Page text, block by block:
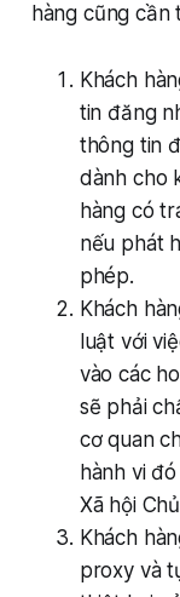
hàng cũng cần
Khách
tin đăng
thông tin
dành cho
hàng có
nếu phát
phép.
Khách
luật với
vào các
sẽ phải
cơ quan
hành vi
Xã hội
Khách
proxy và